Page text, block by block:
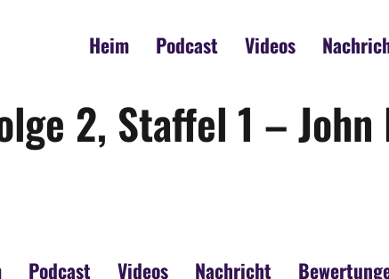
Heim Podcast Videos
2, Staffel 1 –